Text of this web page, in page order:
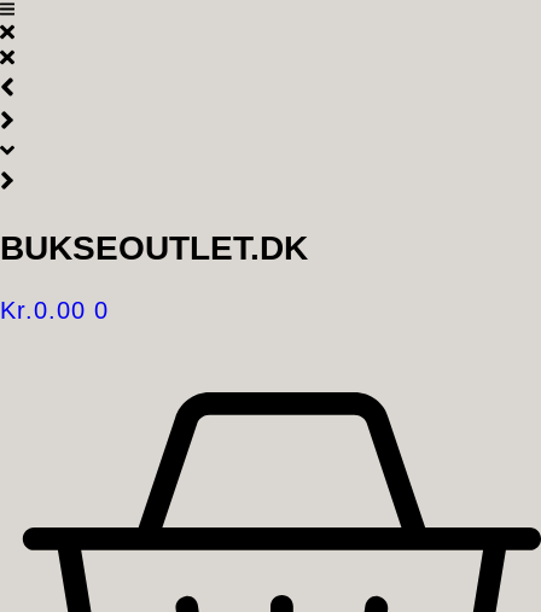
Videre
til
indhold
BUKSEOUTLET.DK
Kr.0.00 0